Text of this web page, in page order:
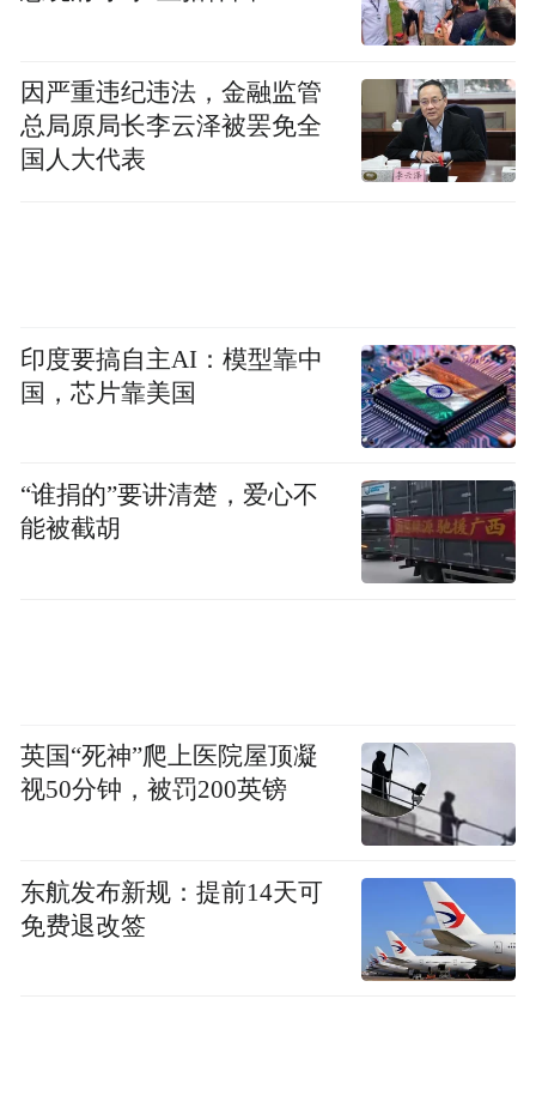
因严重违纪违法，金融监管
总局原局长李云泽被罢免全
国人大代表
印度要搞自主AI：模型靠中
国，芯片靠美国
“谁捐的”要讲清楚，爱心不
能被截胡
英国“死神”爬上医院屋顶凝
视50分钟，被罚200英镑
东航发布新规：提前14天可
免费退改签